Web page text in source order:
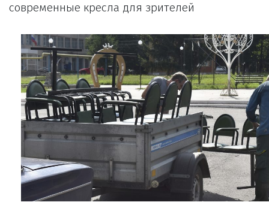
современные кресла для зрителей